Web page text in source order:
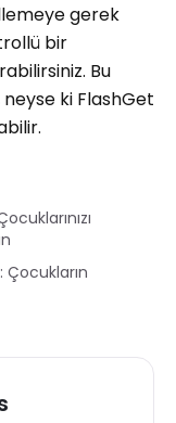
gerek
bir
Bu
ki FlashGet